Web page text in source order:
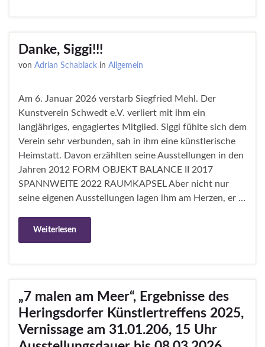
Danke, Siggi!!!
von Adrian Schablack in Allgemein
Am 6. Januar 2026 verstarb Siegfried Mehl. Der
Kunstverein Schwedt e.V. verliert mit ihm ein
langjähriges, engagiertes Mitglied. Siggi fühlte sich dem
Verein sehr verbunden, sah in ihm eine künstlerische
Heimstatt. Davon erzählten seine Ausstellungen in den
Jahren 2012 FORM OBJEKT BALANCE II 2017
SPANNWEITE 2022 RAUMKAPSEL Aber nicht nur
seine eigenen Ausstellungen lagen ihm am Herzen, er …
Weiterlesen
„7 malen am Meer“, Ergebnisse des
Heringsdorfer Künstlertreffens 2025,
Vernissage am 31.01.206, 15 Uhr